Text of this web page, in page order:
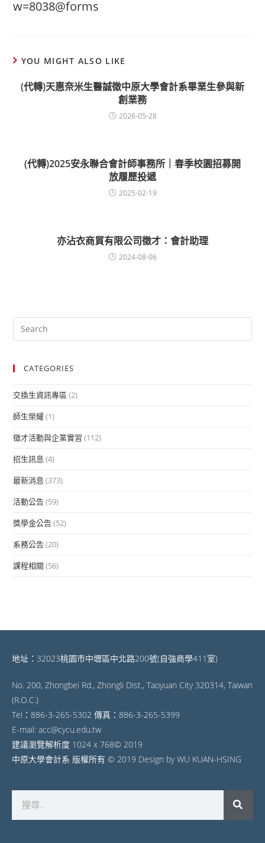
w=8038@forms
YOU MIGHT ALSO LIKE
(代轉)天惠奈米生醫誠徵中原大學會計系畢業生參與新
創業務
2026-05-28
(代轉)2025安永聯合會計師事務所｜春季校園招募開
放履歷投遞
2025-02-19
亦沾衣商貿有限公司徵才：會計助理
2024-08-06
CATEGORIES
交換生資訊專區 (2)
師生榮耀(1)
徵才活動與企業實習 (112)
招生訊息 (4)
最新消息 (373)
活動公告(59)
獎學金公告(52)
系務公告(20)
課程相關 (56)
地址：32023桃園市中壢區中北路200號(自強商學411室)
No. 200, Zhongbei Rd., Zhongli Dist., Taoyuan City 320314, Taiwan
(R.O.C.)
Tel：886-3-265-5302 傳真：886-3-265-5399
E-mail: acc@cycu.edu.tw
建議瀏覽解析度 1024 x 768© 2019
中原大學會計系 版權所有 © 2019 Design by WU KUAN-HSING